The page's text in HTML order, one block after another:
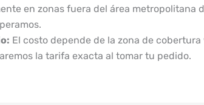
en zonas fuera del área metropolitana
El costo depende de la zona de cobertura
la tarifa exacta al tomar tu pedido.